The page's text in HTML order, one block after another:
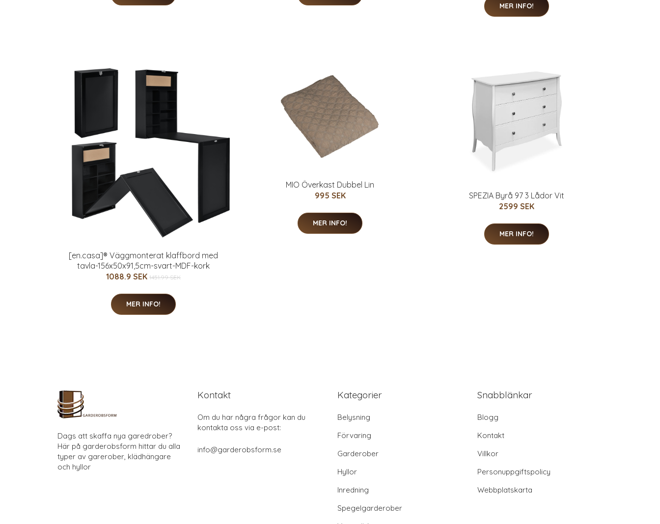
MER INFO!
[en.casa]® Väggmonterat klaffbord med
tavla-156x50x91,5cm-svart-MDF-kork
1088.9 SEK 1451.99 SEK
MER INFO!
MIO Överkast Dubbel Lin
995 SEK
MER INFO!
SPEZIA Byrå 97 3 Lådor Vit
2599 SEK
MER INFO!
Dags att skaffa nya garedrober?
Här på garderobsform hittar du alla
typer av garerober, klädhängare
och hyllor
Kontakt
Om du har några frågor kan du
kontakta oss via e-post:
info@garderobsform.se
Kategorier
Belysning
Förvaring
Garderober
Hyllor
Inredning
Spegelgarderober
Snabblänkar
Blogg
Kontakt
Villkor
Personuppgiftspolicy
Webbplatskarta